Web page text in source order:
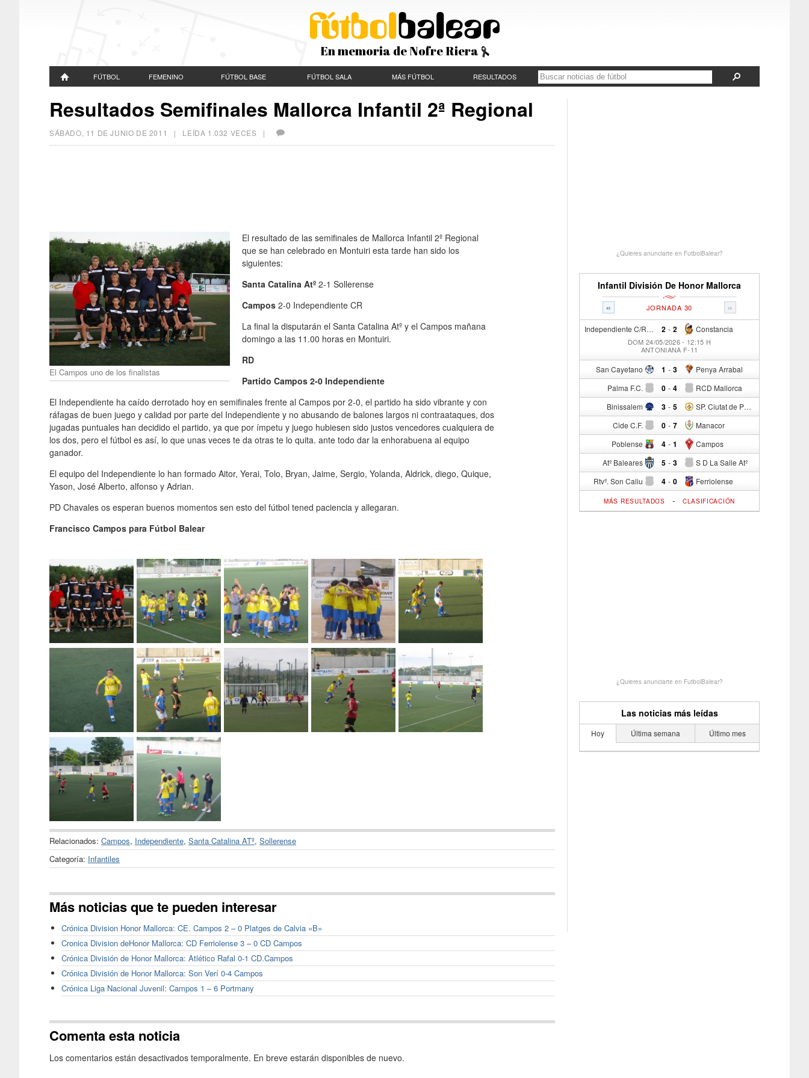
En memoria de Nofre Riera
FÚTBOL FEMENINO FÚTBOL BASE FÚTBOL SALA MÁS FÚTBOL RESULTADOS
Resultados Semifinales Mallorca Infantil 2ª Regional
SÁBADO, 11 DE JUNIO DE 2011 | LEÍDA 1.032 VECES |
El Campos uno de los finalistas
El resultado de las semifinales de Mallorca Infantil 2º Regional
que se han celebrado en Montuiri esta tarde han sido los
siguientes:
Santa Catalina Atº 2-1 Sollerense
Campos 2-0 Independiente CR
La final la disputarán el Santa Catalina Atº y el Campos mañana
domingo a las 11.00 horas en Montuiri.
RD
Partido Campos 2-0 Independiente
El Independiente ha caído derrotado hoy en semifinales frente al Campos por 2-0, el partido ha sido vibrante y con
ráfagas de buen juego y calidad por parte del Independiente y no abusando de balones largos ni contraataques, dos
jugadas puntuales han decidido el partido, ya que por ímpetu y juego hubiesen sido justos vencedores cualquiera de
los dos, pero el fútbol es así, lo que unas veces te da otras te lo quita. ante todo dar la enhorabuena al equipo
ganador.
El equipo del Independiente lo han formado Aitor, Yerai, Tolo, Bryan, Jaime, Sergio, Yolanda, Aldrick, diego, Quique,
Yason, José Alberto, alfonso y Adrian.
PD Chavales os esperan buenos momentos sen esto del fútbol tened paciencia y allegaran.
Francisco Campos para Fútbol Balear
Relacionados: Campos, Independiente, Santa Catalina ATº, Sollerense
Categoría: Infantiles
Más noticias que te pueden interesar
Crónica Division Honor Mallorca: CE. Campos 2 – 0 Platges de Calvia «B»
Cronica Division deHonor Mallorca: CD Ferriolense 3 – 0 CD Campos
Crónica División de Honor Mallorca: Atlético Rafal 0-1 CD.Campos
Crónica División de Honor Mallorca: Son Verí 0-4 Campos
Crónica Liga Nacional Juvenil: Campos 1 – 6 Portmany
Comenta esta noticia
Los comentarios están desactivados temporalmente. En breve estarán disponibles de nuevo.
¿Quieres anunciarte en FutbolBalear?
Infantil División De Honor Mallorca
« »
JORNADA 30
Independiente C/R 2 - Constancia
2
DOM 24/05/2026 - 12:15 H
ANTONIANA F-11
San Cayetano 1 - Penya Arrabal
3
Palma F.C. 0 - RCD Mallorca
4
Binissalem 3 - SP. Ciutat de Palma
5
Cide C.F. 0 - Manacor
7
Poblense 4 - Campos
1
Atº Baleares 5 - S D La Salle Atº
3
Rtvº. Son Caliu 4 - Ferriolense
0
MÁS RESULTADOS - CLASIFICACIÓN
¿Quieres anunciarte en FutbolBalear?
Las noticias más leídas
Hoy Última semana Último mes